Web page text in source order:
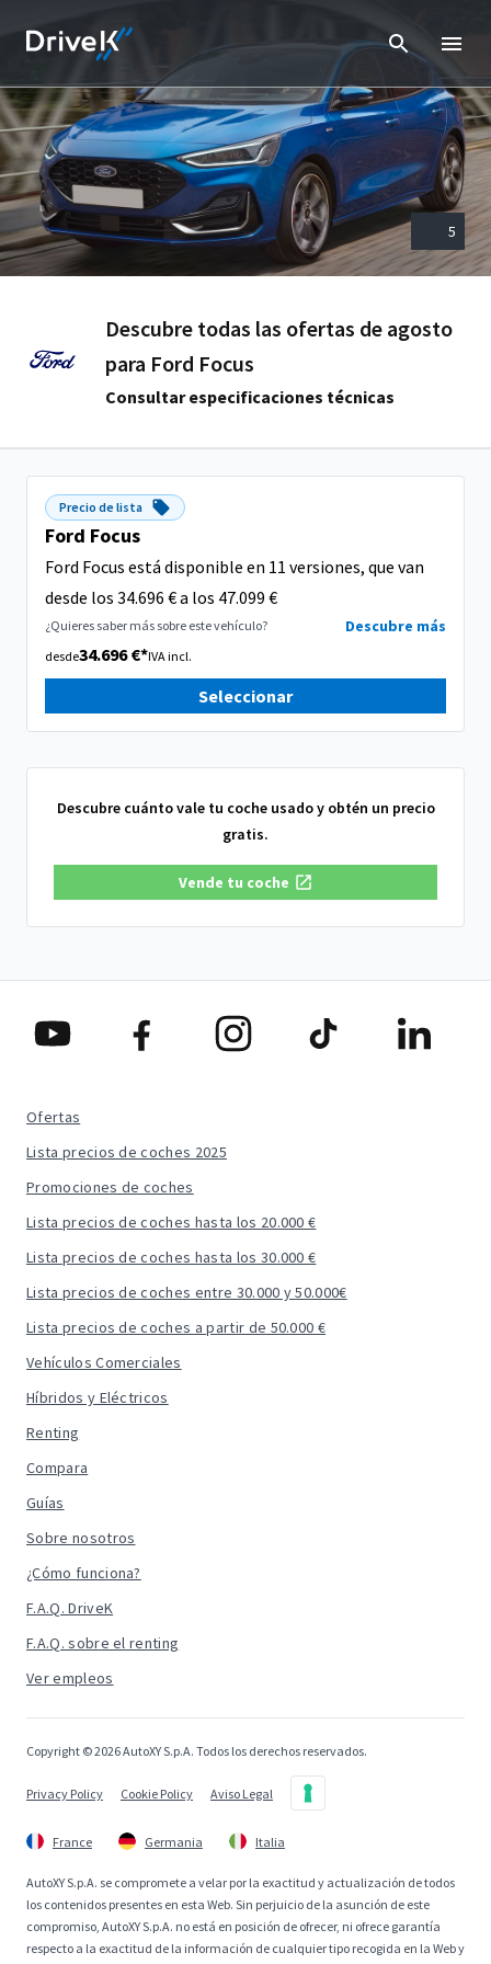
5
Descubre todas las ofertas de agosto
para Ford Focus
Consultar especificaciones técnicas
Precio de lista
Ford Focus
Ford Focus está disponible en 11 versiones, que van
desde los 34.696 € a los 47.099 €
¿Quieres saber más sobre este vehículo? Descubre más
desde34.696 €*IVA incl.
Seleccionar
Descubre cuánto vale tu coche usado y obtén un precio
gratis.
Vende tu coche
Ofertas
Lista precios de coches 2025
Promociones de coches
Lista precios de coches hasta los 20.000 €
Lista precios de coches hasta los 30.000 €
Lista precios de coches entre 30.000 y 50.000€
Lista precios de coches a partir de 50.000 €
Vehículos Comerciales
Híbridos y Eléctricos
Renting
Compara
Guías
Sobre nosotros
¿Cómo funciona?
F.A.Q. DriveK
F.A.Q. sobre el renting
Ver empleos
Copyright © 2026 AutoXY S.p.A. Todos los derechos reservados.
Privacy Policy Cookie Policy Aviso Legal
France Germania Italia
AutoXY S.p.A. se compromete a velar por la exactitud y actualización de todos
los contenidos presentes en esta Web. Sin perjuicio de la asunción de este
compromiso, AutoXY S.p.A. no está en posición de ofrecer, ni ofrece garantía
respecto a la exactitud de la información de cualquier tipo recogida en la Web y